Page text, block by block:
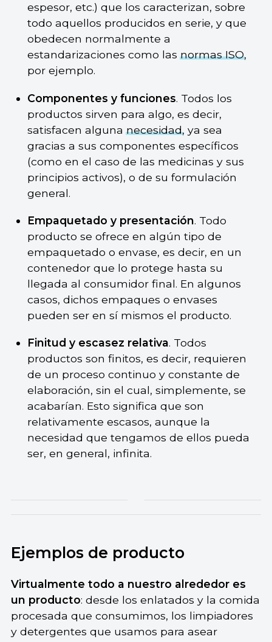
espesor, etc.) que los caracterizan, sobre
todo aquellos producidos en serie, y que
obedecen normalmente a
estandarizaciones como lasnormas ISO,
por ejemplo.
Componentes y funciones. Todos los
productos sirven para algo, es decir,
satisfacen algunanecesidad, ya sea
gracias a sus componentes específicos
(como en el caso de las medicinas y sus
principios activos), o de su formulación
general.
Empaquetado y presentación. Todo
producto se ofrece en algún tipo de
empaquetado o envase, es decir, en un
contenedor que lo protege hasta su
llegada al consumidor final. En algunos
casos, dichos empaques o envases
pueden ser en sí mismos el producto.
Finitud y escasez relativa. Todos
productos son finitos, es decir, requieren
de un proceso continuo y constante de
elaboración, sin el cual, simplemente, se
acabarían. Esto significa que son
relativamente escasos, aunque la
necesidad que tengamos de ellos pueda
ser, en general, infinita.
Ejemplos de producto
Virtualmente todo a nuestro alrededor es
un producto: desde los enlatados y la comida
procesada que consumimos, los limpiadores
y detergentes que usamos para asear